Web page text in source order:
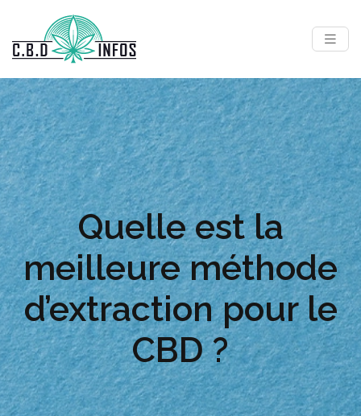
Quelle est la
meilleure méthode
d’extraction pour le
CBD ?